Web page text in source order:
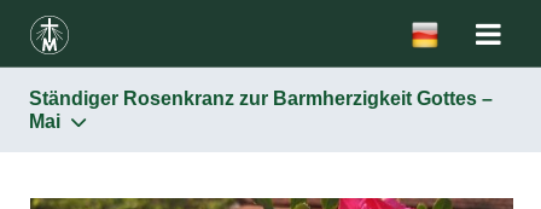
Ständiger Rosenkranz zur Barmherzigkeit Gottes –
Mai